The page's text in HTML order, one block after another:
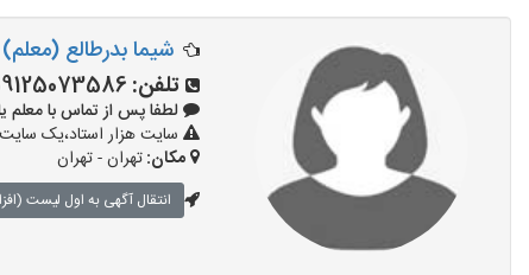
شیما بدرطالع (معلم)
تلفن:
لطفا پس از تماس با معلم یا
سایت هزار استاد،یک
مکان:تهران - تهران
انتقال آگهی به اول لیست